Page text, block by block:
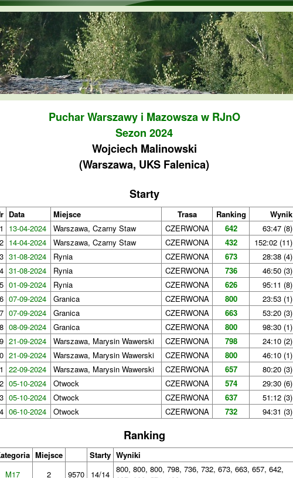
Przejdź do treści
Puchar Warszawy i Mazowsza w RJnO
Sezon 2024
Wojciech Malinowski
(Warszawa, UKS Falenica)
Starty
Data Miejsce Trasa Ranking
Wynik
1
13-04-2024 Warszawa, Czarny Staw CZERWONA 642
63:47 (8)
2 14-04-2024 Warszawa, Czarny Staw CZERWONA 432
152:02 (11)
3 31-08-2024 Rynia CZERWONA 673
28:38 (4)
4 31-08-2024 Rynia CZERWONA 736
46:50 (3)
5 01-09-2024 Rynia CZERWONA 626
95:11 (8)
6 07-09-2024 Granica CZERWONA 800
23:53 (1)
7 07-09-2024 Granica CZERWONA 663
53:20 (3)
8 08-09-2024 Granica CZERWONA 800
98:30 (1)
9 21-09-2024 Warszawa, Marysin Wawerski CZERWONA 798
24:10 (2)
21-09-2024 Warszawa, Marysin Wawerski CZERWONA 800
46:10 (1)
22-09-2024 Warszawa, Marysin Wawerski CZERWONA 657
80:20 (3)
05-10-2024 Otwock CZERWONA 574
29:30 (6)
05-10-2024 Otwock CZERWONA 637
51:12 (3)
06-10-2024 Otwock CZERWONA 732 94:31 (3)
Ranking
Miejsce Starty Wyniki
M17
2 9570 14/14 800, 800, 800, 798, 736, 732, 673, 663, 657, 642,